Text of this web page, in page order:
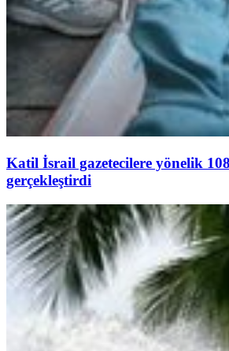
Katil İsrail gazetecilere yönelik 108
gerçekleştirdi